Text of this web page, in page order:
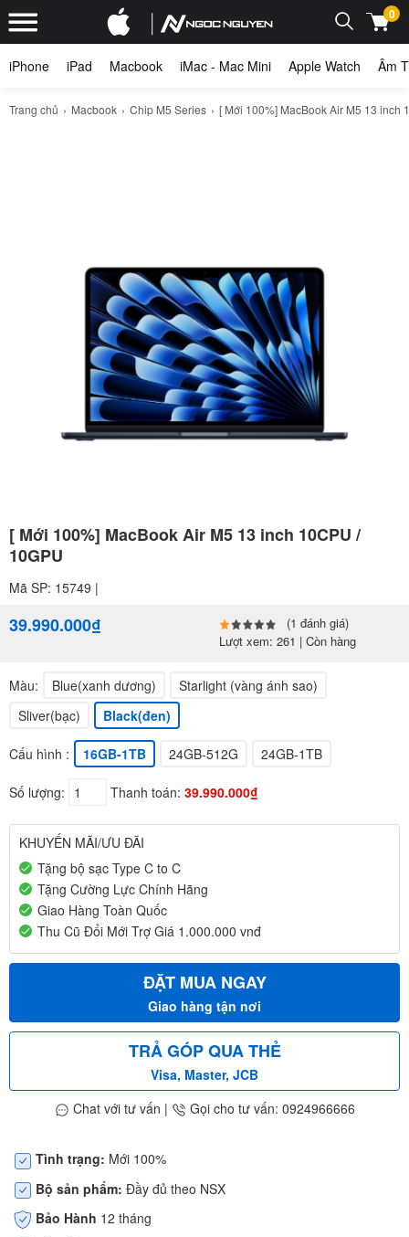
0
iPhone iPad Macbook iMac - Mac Mini Apple Watch Âm
Trang chủ Macbook Chip M5 Series [ Mới 100%] MacBook Air M5 13 inch
[ Mới 100%] MacBook Air M5 13 inch 10CPU /
10GPU
Mã SP: 15749 |
39.990.000₫
(1 đánh giá)
Lượt xem: 261 | Còn hàng
Màu: Blue(xanh dương)
Starlight (vàng ánh sao)
Sliver(bạc)
Black(đen)
Cấu hình : 16GB-1TB 24GB-512G 24GB-1TB
Số lượng: Thanh toán: 39.990.000₫
KHUYẾN MÃI/ƯU ĐÃI
Tặng bộ sạc Type C to C
Tặng Cường Lực Chính Hãng
Giao Hàng Toàn Quốc
Thu Cũ Đổi Mới Trợ Giá 1.000.000 vnđ
ĐẶT MUA NGAY
Giao hàng tận nơi
TRẢ GÓP QUA THẺ
Visa, Master, JCB
Chat với tư vấn | Gọi cho tư vấn: 0924966666
Tình trạng: Mới 100%
Bộ sản phẩm: Đầy đủ theo NSX
Bảo Hành 12 tháng